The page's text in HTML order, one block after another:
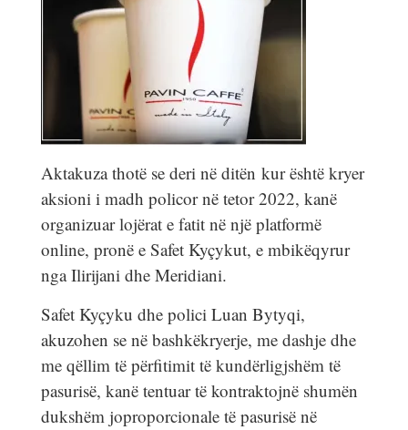
Aktakuza thotë se deri në ditën kur është kryer
aksioni i madh policor në tetor 2022, kanë
organizuar lojërat e fatit në një platformë
online, pronë e Safet Kyçykut, e mbikëqyrur
nga Ilirijani dhe Meridiani.
Safet Kyçyku dhe polici Luan Bytyqi,
akuzohen se në bashkëkryerje, me dashje dhe
me qëllim të përfitimit të kundërligjshëm të
pasurisë, kanë tentuar të kontraktojnë shumën
dukshëm joproporcionale të pasurisë në